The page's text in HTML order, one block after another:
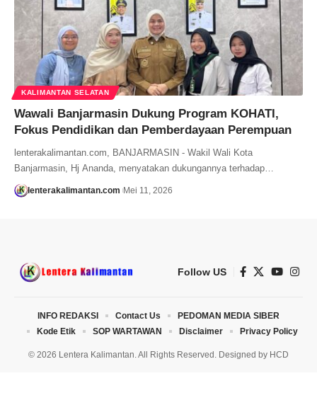
KALIMANTAN SELATAN
Wawali Banjarmasin Dukung Program KOHATI,
Fokus Pendidikan dan Pemberdayaan Perempuan
lenterakalimantan.com, BANJARMASIN - Wakil Wali Kota
Banjarmasin, Hj Ananda, menyatakan dukungannya terhadap…
lenterakalimantan.com Mei 11, 2026
Follow US
© 2026 Lentera Kalimantan. All Rights Reserved. Designed by HCD
INFO REDAKSI Contact Us
PEDOMAN MEDIA SIBER
Kode Etik
SOP WARTAWAN Disclaimer Privacy Policy